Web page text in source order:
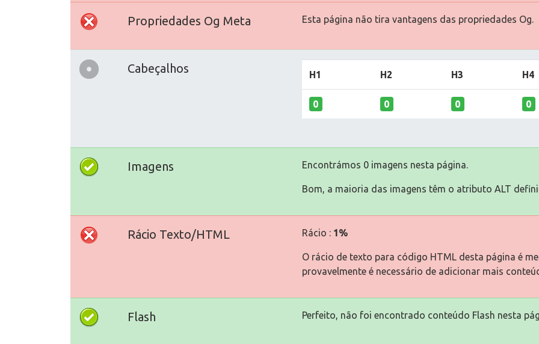
Propriedades Og Meta Esta página não tira vantagens das propriedades Og.
Cabeçalhos H1 H2 H3 H4
0 0 0 0
Imagens Encontrámos 0 imagens nesta página.
Bom, a maioria das imagens têm o atributo ALT
Rácio Texto/HTML Rácio : 1%
O rácio de texto para código HTML desta página é
provavelmente é necessário de adicionar mais
Flash Perfeito, não foi encontrado conteúdo Flash nesta